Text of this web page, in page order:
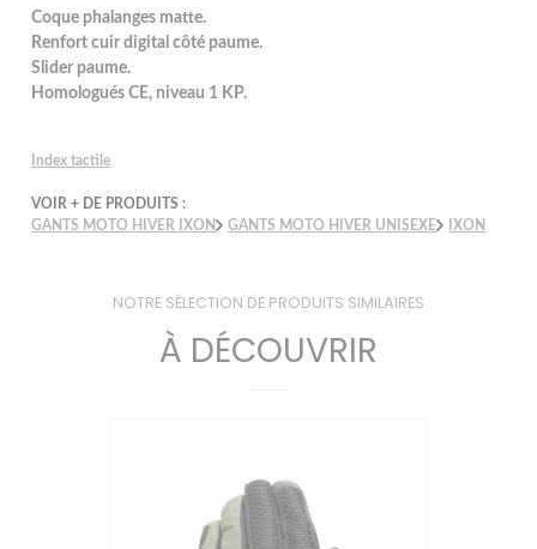
Coque phalanges matte.
Renfort cuir digital côté paume.
Slider paume.
Homologués CE, niveau 1 KP.
Index tactile
VOIR + DE PRODUITS :
GANTS MOTO HIVER IXON
GANTS MOTO HIVER UNISEXE IXON
NOTRE SÉLECTION DE PRODUITS SIMILAIRES
À DÉCOUVRIR